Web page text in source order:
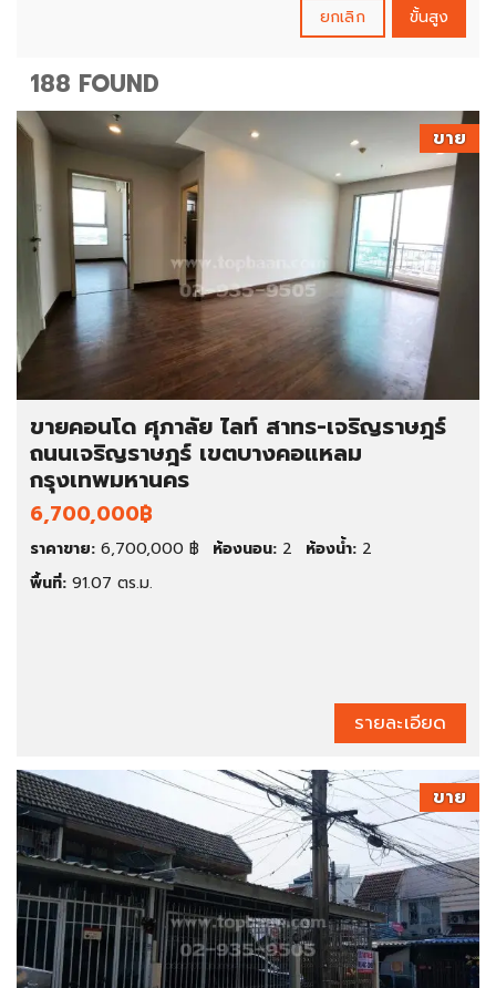
ยกเลิก ขั้นสูง
188 FOUND
ขาย
ขายคอนโด ศุภาลัย ไลท์ สาทร-เจริญราษฎร์
ถนนเจริญราษฎร์ เขตบางคอแหลม
กรุงเทพมหานคร
6,700,000฿
ราคาขาย: 6,700,000 ฿ ห้องนอน: 2 ห้องน้ำ: 2
พื้นที่: 91.07 ตร.ม.
รายละเอียด
ขาย